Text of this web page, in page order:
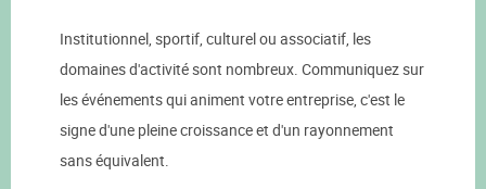
Institutionnel, sportif, culturel ou associatif, les
domaines d'activité sont nombreux. Communiquez sur
les événements qui animent votre entreprise, c'est le
signe d'une pleine croissance et d'un rayonnement
sans équivalent.